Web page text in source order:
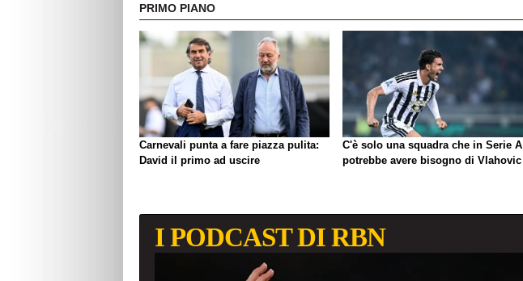
PRIMO PIANO
Carnevali punta a fare piazza pulita:
David il primo ad uscire
C'è solo una squadra che in Serie A
potrebbe avere bisogno di Vlahovic
I PODCAST DI RBN